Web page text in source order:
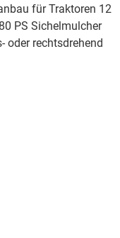
für Traktoren 12
PS Sichelmulcher
oder rechtsdrehend